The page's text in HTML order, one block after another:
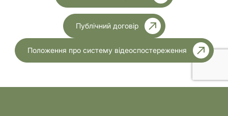
Публічний договір
Положення про систему відеоспостереження